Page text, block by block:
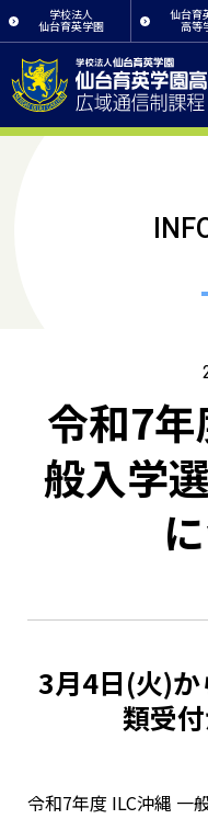
学校法人
仙台育英学園
仙台育
高等
令和7年
般入学
3月4日(火)か
類受
令和7年度 ILC沖縄 一